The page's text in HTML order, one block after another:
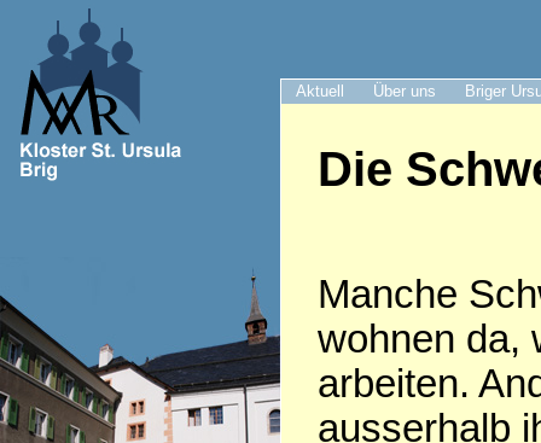
Aktuell Über uns Briger
Die
Manche
wohnen da,
arbeiten.
ausserhalb